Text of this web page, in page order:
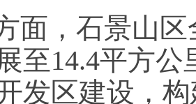
面，石景山
至14.4平方
发区建设，